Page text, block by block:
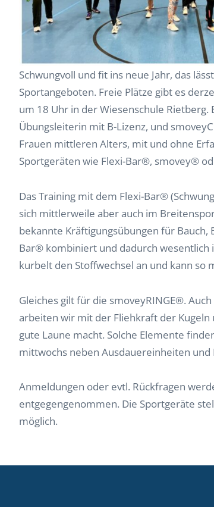
Schwungvoll und fit ins neue Jahr, das
Sportangeboten. Freie Plätze gibt es
um 18 Uhr in der Wiesenschule
Übungsleiterin mit B-Lizenz, und
Frauen mittleren Alters, mit und ohne
Sportgeräten wie Flexi-Bar®, smovey®
Das Training mit dem Flexi-Bar®
sich mittlerweile aber auch im
bekannte Kräftigungsübungen für Bauch,
Bar® kombiniert und dadurch
kurbelt den Stoffwechsel an und kann so
Gleiches gilt für die smoveyRINGE®.
arbeiten wir mit der Fliehkraft der
gute Laune macht. Solche Elemente
mittwochs neben Ausdauereinheiten
Anmeldungen oder evtl. Rückfragen
entgegengenommen. Die Sportgeräte
möglich.